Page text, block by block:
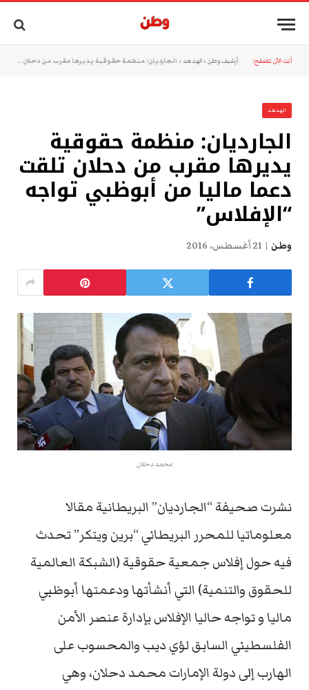
أنت الآن تتصفح: أرشيف وطن »الهدهد » الجارديان: منظمة حقوقية يديرها مقرب من دحلان تلقت دعما ماليا من أبوظبي تواجه “الإفلاس”
الهدهد
الجارديان: منظمة حقوقية
يديرها مقرب من دحلان تلقت
دعما ماليا من أبوظبي تواجه
“الإفلاس”
وطن 21 أغسطس، 2016
محمد دحلان
نشرت صحيفة “الجارديان” البريطانية مقالا
معلوماتيا للمحرر البريطاني “برين ويتكر” تحدث
فيه حول إفلاس جمعية حقوقية (الشبكة العالمية
للحقوق والتنمية) التي أنشأتها ودعمتها أبوظبي
ماليا و تواجه حاليا الإفلاس بإدارة عنصر الأمن
الفلسطيني السابق لؤي ديب والمحسوب على
الهارب إلى دولة الإمارات محمد دحلان، وهي